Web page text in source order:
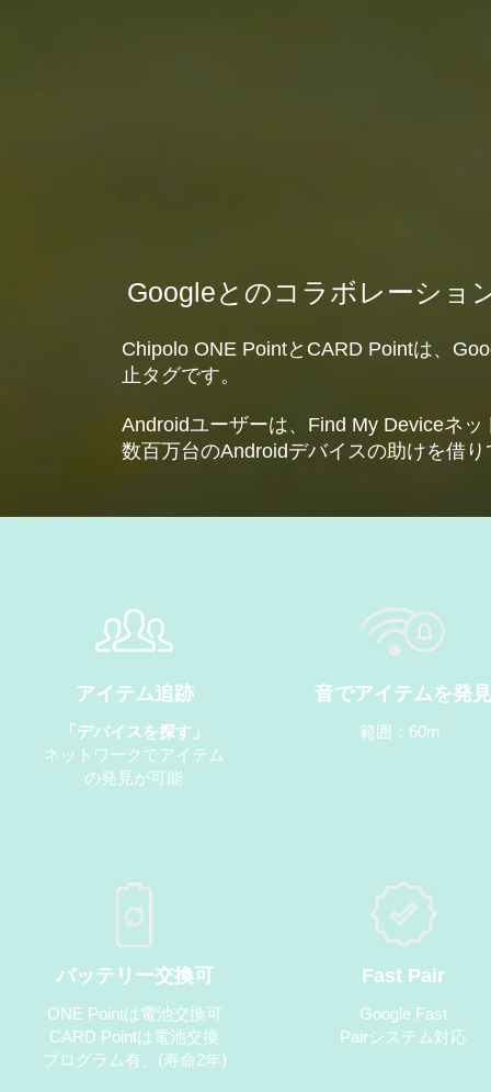
Googleとのコラボレーショ
Chipolo ONE PointとCARD Pointは、
止タグです。
Androidユーザーは、 Find My Deviceネ
数百万台のAndroidデバイスの助けを借り
アイテム追跡
「デバイスを探す」
ネットワークでアイテム
の発見が可能
音でアイテムを発見
範囲：60m
バッテリー交換可
ONE Pointは電池交換可
CARD Pointは電池交換
プログラム有。(寿命2年)
Fast Pair
Google Fast
Pairシステム対応